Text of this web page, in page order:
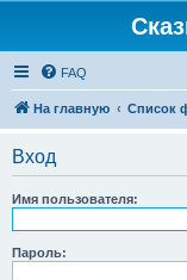
FAQ
На главную Список
Вход
Имя пользователя:
Пароль: